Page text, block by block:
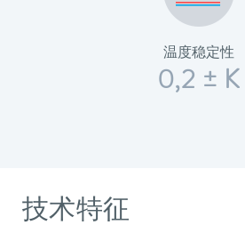
温度稳定性
0,2 ± K
技术特征